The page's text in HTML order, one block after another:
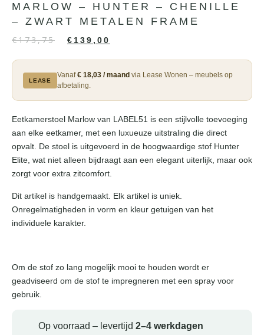
MARLOW – HUNTER – CHENILLE
– ZWART METALEN FRAME
€173,75 € 139,00
LEASE
Vanaf€ 18,03 / maand via Lease Wonen – meubels op
afbetaling.
Eetkamerstoel Marlow van LABEL51 is een stijlvolle toevoeging
aan elke eetkamer, met een luxueuze uitstraling die direct
opvalt. De stoel is uitgevoerd in de hoogwaardige stof Hunter
Elite, wat niet alleen bijdraagt aan een elegant uiterlijk, maar ook
zorgt voor extra zitcomfort.
Dit artikel is handgemaakt. Elk artikel is uniek.
Onregelmatigheden in vorm en kleur getuigen van het
individuele karakter.
Om de stof zo lang mogelijk mooi te houden wordt er
geadviseerd om de stof te impregneren met een spray voor
gebruik.
Op voorraad – levertijd 2–4 werkdagen